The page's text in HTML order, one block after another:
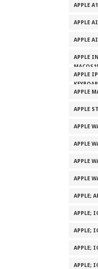
APPLE
APPLE
APPLE
APPLE
APPLE
APPLE
APPLE
APPLE
APPLE
APPLE
APPLE
APPLE;
APPLE;
APPLE;
APPLE;
APPLE;